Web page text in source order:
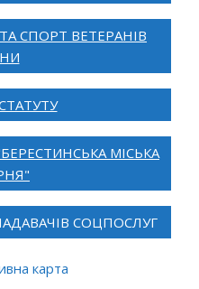
СПОРТ ВЕТЕРАНІВ
МІСЬКА
СОЦПОСЛУГ